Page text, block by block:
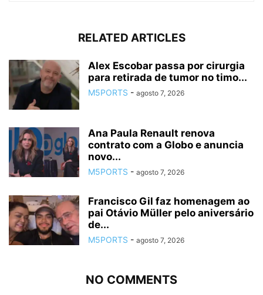
RELATED ARTICLES
Alex Escobar passa por cirurgia
para retirada de tumor no timo...
M5PORTS - agosto 7, 2026
Ana Paula Renault renova
contrato com a Globo e anuncia
novo...
M5PORTS - agosto 7, 2026
Francisco Gil faz homenagem ao
pai Otávio Müller pelo aniversário
de...
M5PORTS - agosto 7, 2026
NO COMMENTS